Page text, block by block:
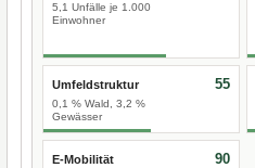
5,1 Unfälle je 1.000
Einwohner
Umfeldstruktur
0,1 % Wald, 3,2 %
Gewässer
55
E-Mobilität 90